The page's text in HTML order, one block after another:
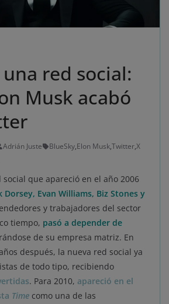
red social:
Musk acabó
Adrián Juste BlueSky,Elon Musk,Twitter,X
social que apareció en el año 2006
Dorsey, Evan Williams, Biz Stones y
y trabajadores del sector
tiempo, pasó a depender de
de su empresa matriz. En
después, la nueva red social ya
de todo tipo, recibiendo
. Para 2010, apareció en el
Time como una de las